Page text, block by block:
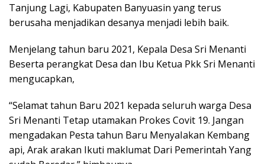
Tanjung Lagi, Kabupaten Banyuasin yang terus
berusaha menjadikan desanya menjadi lebih baik.
Menjelang tahun baru 2021, Kepala Desa Sri Menanti
Beserta perangkat Desa dan Ibu Ketua Pkk Sri Menanti
mengucapkan,
“Selamat tahun Baru 2021 kepada seluruh warga Desa
Sri Menanti Tetap utamakan Prokes Covit 19. Jangan
mengadakan Pesta tahun Baru MenyaIakan Kembang
api, Arak arakan Ikuti maklumat Dari Pemerintah Yang